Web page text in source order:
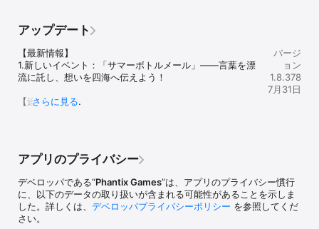
1.有効期間：30日間(連続購入可能な商品。購入した日から30日目の
23時59分59秒までは有効。）
2.購入後、毎日下記アイテムを獲得：100ゴールド*3、ファミリー
の印Ⅴ*4、ファミリーコイン*1500、5分間加速*12、1時間加速*2、
8時間ファミリーコイン生産量UP*1
3.自動購読課金特典の有効期間内、日常タスクで獲得できる名声の
上限UP、ファミリーPtの獲得上限UP、ファミリーPtの獲得量UPな
どの効果を獲得します。
す。自動購入をキャンセルしたい場合は、手動でキャンセルする必
要があります。
2.購入時に、あなたのiTunesアカウントより費用が発生いたしま
す。
3.自動購入をキャンセルするには、次回の自動購入の24時間前に自
動購入をキャンセル必要があります。
か？120円610円課金なら数えられないほどし
てるが一度も起きた事は無いし自分の携帯の
せいでは？と思います。その程度でグダグダ
言うならアプリゲームなんかするなよって思
う。乗っ取りもセキュリティが甘い自分のせ
い。わかりやすいIDやパスワードにしてて、
ヒントを自ら出してる人が悪い。むしろこの
ゲームのアカウント盗まれた程度で済んで良
過ぎ（笑）強いやつに攻撃されて嫌になるっ
てシールド貼れよ。やるべき事をやらないで
ネチネチ嘆くなって思うわ。
ります。ですが
ると、この返答
いますが、何
LINEでとか言
アップデート
【最新情報】
1.新しいイベント：「サマーボトルメール」——言葉を漂
流に託し、想いを四海へ伝えよう！
【追加内容】
(3)新しい別荘エフェクト「百戦の軍神」が追加されまし
2.新しいリーダーアバター「ダークナイト」が追加されま
した。（日本時間2026.07.26 09:00に実装）
3.新しい行動隊エフェクト「霊影」が追加されました。
4.アイテム交換：「特選別荘エフェクト交換ギフト」の交
さらに見る
バージ
ョン
1.8.378
7月31日
アプリのプライバシー
デベロッパである“Phantix Games”は、アプリのプライバシー慣行
に、以下のデータの取り扱いが含まれる可能性があることを示しま
した。詳しくは、 デベロッパプライバシーポリシー を参照してくだ
さい。